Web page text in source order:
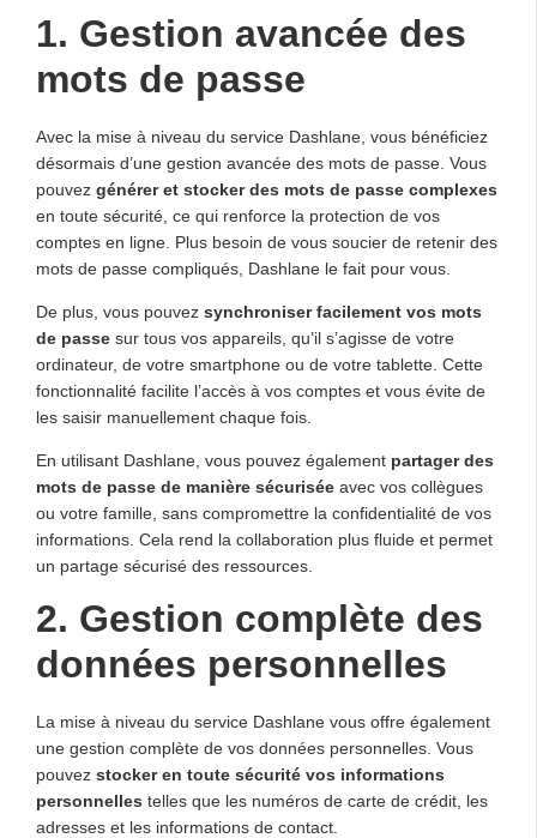
1. Gestion avancée des
mots de passe
Avec la mise à niveau du service Dashlane, vous bénéficiez
désormais d’une gestion avancée des mots de passe. Vous
pouvez générer et stocker des mots de passe complexes
en toute sécurité, ce qui renforce la protection de vos
comptes en ligne. Plus besoin de vous soucier de retenir des
mots de passe compliqués, Dashlane le fait pour vous.
De plus, vous pouvez synchroniser facilement vos mots
de passe sur tous vos appareils, qu’il s’agisse de votre
ordinateur, de votre smartphone ou de votre tablette. Cette
fonctionnalité facilite l’accès à vos comptes et vous évite de
les saisir manuellement chaque fois.
En utilisant Dashlane, vous pouvez également partager des
mots de passe de manière sécurisée avec vos collègues
ou votre famille, sans compromettre la confidentialité de vos
informations. Cela rend la collaboration plus fluide et permet
un partage sécurisé des ressources.
2. Gestion complète des
données personnelles
La mise à niveau du service Dashlane vous offre également
une gestion complète de vos données personnelles. Vous
pouvez stocker en toute sécurité vos informations
personnelles telles que les numéros de carte de crédit, les
adresses et les informations de contact.